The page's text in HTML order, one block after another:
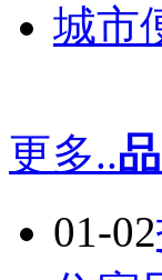
城市
更多..
01-02